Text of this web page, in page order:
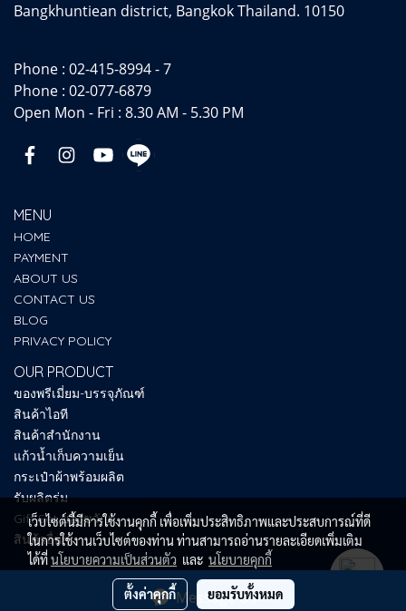
Message Us
Bangkhuntiean district, Bangkok Thailand. 10150
Phone : 02-415-8994 - 7
Phone : 02-077-6879
Open Mon - Fri : 8.30 AM - 5.30 PM
MENU
HOME
PAYMENT
ABOUT US
CONTACT US
BLOG
PRIVACY POLICY
OUR PRODUCT
ของพรีเมี่ยม-บรรจุภัณฑ์
สินค้าไอที
สินค้าสำนักงาน
แก้วน้ำเก็บความเย็น
กระเป๋าผ้าพร้อมผลิต
รับผลิตร่ม
Gift Set ของขวัญ
สินค้าอื่นๆ
Copy right by SUM UP PREMIUM 2025
เว็บไซต์นี้มีการใช้งานคุกกี้ เพื่อเพิ่มประสิทธิภาพและประสบการณ์ที่ดี
ในการใช้งานเว็บไซต์ของท่าน ท่านสามารถอ่านรายละเอียดเพิ่มเติม
ได้ที่นโยบายความเป็นส่วนตัว และ นโยบายคุกกี้
ตั้งค่าคุกกี้ ยอมรับทั้งหมด